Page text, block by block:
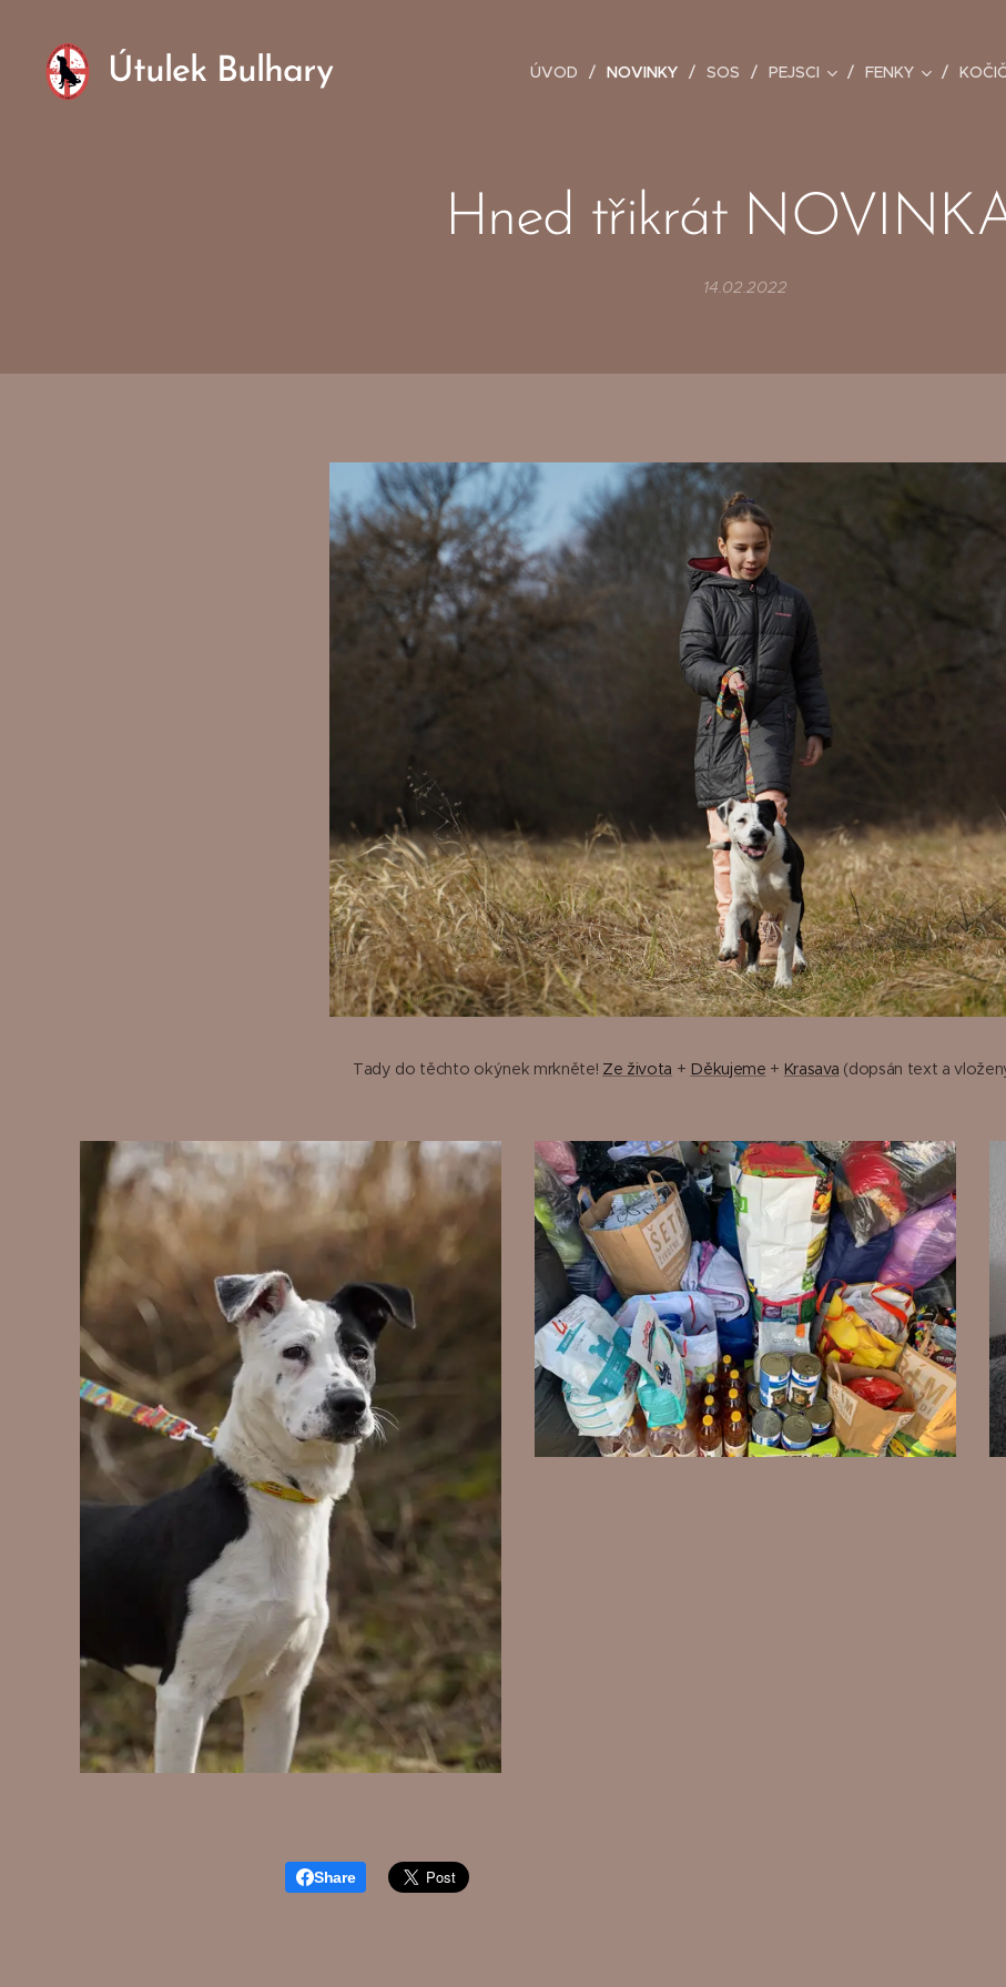
Útulek Bulhary ÚVOD NOVINKY SOS PEJSCI FENKY
Hned třikrát
14.02.2022
Tady do těchto okýnek mrkněte! Ze života + Děkujeme + Krasava (dopsán text a
Share